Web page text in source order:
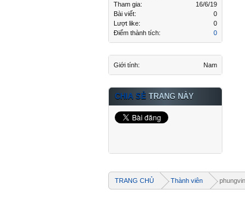
Tham gia:
16/6/19
Bài viết:
0
Lượt like:
0
Điểm thành tích:
0
Giới tính: Nam
CHIA SẺ TRANG NÀY
TRANG CHỦ Thành viên